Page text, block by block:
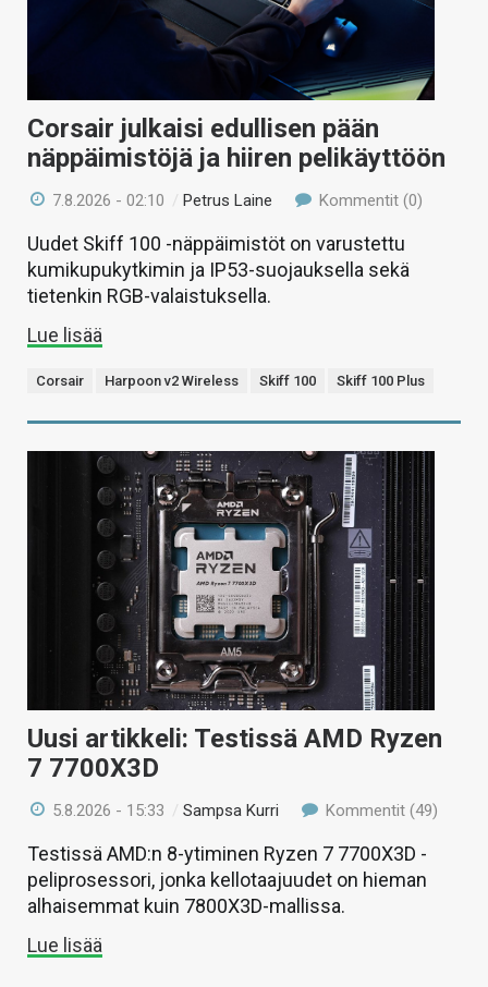
Corsair julkaisi edullisen pään
näppäimistöjä ja hiiren pelikäyttöön
7.8.2026 - 02:10 /Petrus Laine Kommentit (0)
Uudet Skiff 100 -näppäimistöt on varustettu
kumikupukytkimin ja IP53-suojauksella sekä
tietenkin RGB-valaistuksella.
Lue lisää
Corsair Harpoon v2 Wireless Skiff 100 Skiff 100 Plus
Uusi artikkeli: Testissä AMD Ryzen
7 7700X3D
5.8.2026 - 15:33 /Sampsa Kurri Kommentit (49)
Testissä AMD:n 8-ytiminen Ryzen 7 7700X3D -
peliprosessori, jonka kellotaajuudet on hieman
alhaisemmat kuin 7800X3D-mallissa.
Lue lisää